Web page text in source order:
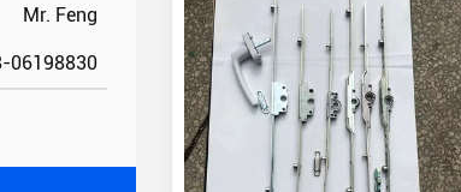
Mr. Feng
06198830